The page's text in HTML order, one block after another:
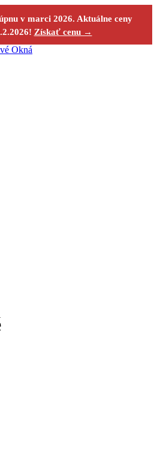
v marci 2026. Aktuálne ceny
Získať cenu →
Okná